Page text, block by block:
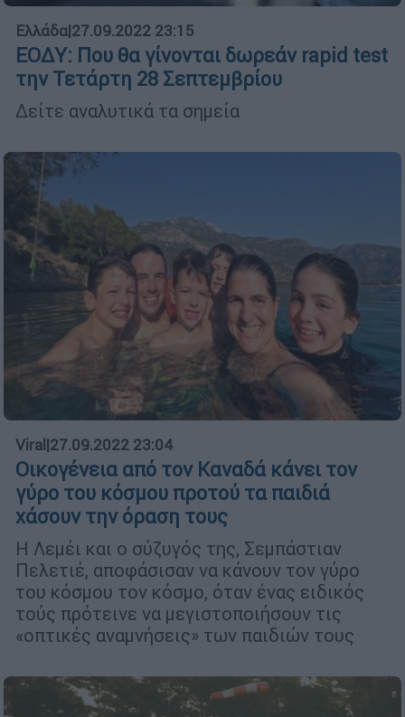
Ελλάδα|27.09.2022 23:15
ΕΟΔΥ: Που θα γίνονται δωρεάν rapid test
την Τετάρτη 28 Σεπτεμβρίου
Δείτε αναλυτικά τα σημεία
Viral |27.09.2022 23:04
Οικογένεια από τον Καναδά κάνει τον
γύρο του κόσμου προτού τα παιδιά
χάσουν την όραση τους
Η Λεμέι και ο σύζυγός της, Σεμπάστιαν
Πελετιέ, αποφάσισαν να κάνουν τον γύρο
του κόσμου τον κόσμο, όταν ένας ειδικός
τούς πρότεινε να μεγιστοποιήσουν τις
«οπτικές αναμνήσεις» των παιδιών τους